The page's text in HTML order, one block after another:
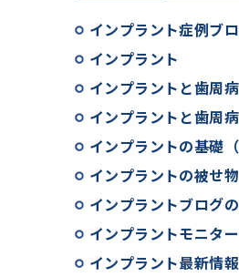
インプラント症例ブロ
インプラント
インプラントと歯周病
インプラントと歯周病
インプラントの基礎（
インプラントの被せ物
インプラントブログ
インプラントモニター
インプラント最新情報